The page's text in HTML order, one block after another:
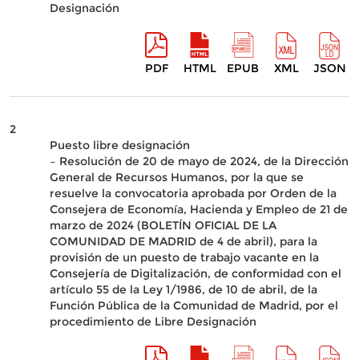
Designación
PDF HTML EPUB XML JSON
2
Puesto libre designación
– Resolución de 20 de mayo de 2024, de la Dirección
General de Recursos Humanos, por la que se
resuelve la convocatoria aprobada por Orden de la
Consejera de Economía, Hacienda y Empleo de 21 de
marzo de 2024 (BOLETÍN OFICIAL DE LA
COMUNIDAD DE MADRID de 4 de abril), para la
provisión de un puesto de trabajo vacante en la
Consejería de Digitalización, de conformidad con el
artículo 55 de la Ley 1/1986, de 10 de abril, de la
Función Pública de la Comunidad de Madrid, por el
procedimiento de Libre Designación